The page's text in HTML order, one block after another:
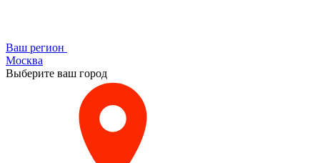
Ваш регион
Москва
Выберите ваш город